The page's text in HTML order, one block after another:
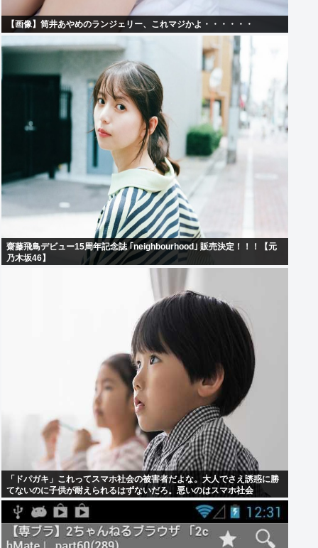
【画像】筒井あやめのランジェリー、これマジかよ・・・・・・
齋藤飛鳥デビュー15周年記念誌 ｢neighbourhood｣ 販売決定！！！【元
乃木坂46】
「ドパガキ」これってスマホ社会の被害者だよな。大人でさえ誘惑に勝
てないのに子供が耐えられるはずないだろ。悪いのはスマホ社会